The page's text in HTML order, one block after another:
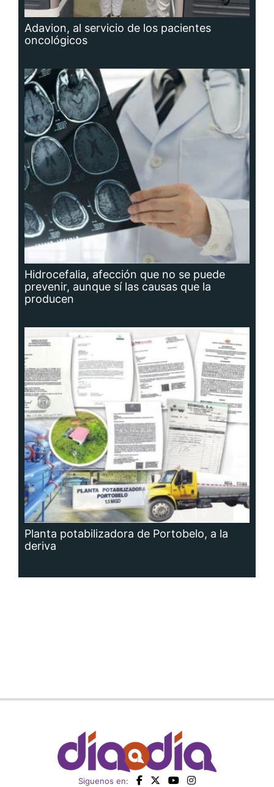
Adavion, al servicio de los pacientes
oncológicos
Hidrocefalia, afección que no se puede
prevenir, aunque sí las causas que la
producen
Planta potabilizadora de Portobelo, a la
deriva
Siguenos en: